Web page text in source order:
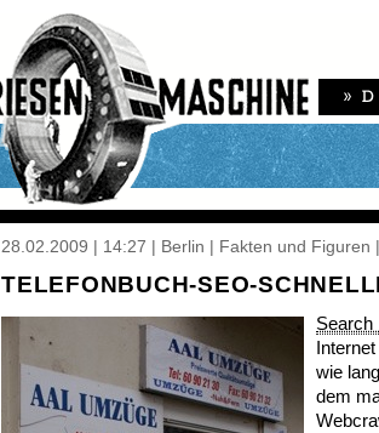
28.02.2009 | 14:27 | Berlin | Fakten und Figuren
TELEFONBUCH-SEO-
Search
wie
dem